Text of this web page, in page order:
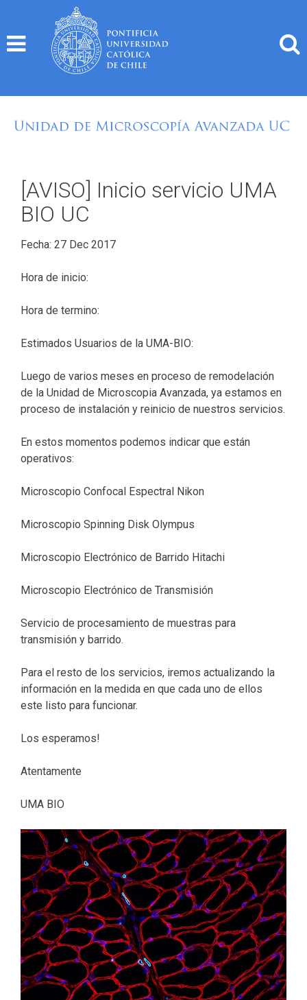
content
[AVISO] Inicio servicio UMA
BIO UC
Fecha: 27 Dec 2017
Hora de inicio:
Hora de termino:
Estimados Usuarios de la UMA-BIO:
Luego de varios meses en proceso de remodelación
de la Unidad de Microscopia Avanzada, ya estamos en
proceso de instalación y reinicio de nuestros servicios.
En estos momentos podemos indicar que están
operativos:
Microscopio Confocal Espectral Nikon
Microscopio Spinning Disk Olympus
Microscopio Electrónico de Barrido Hitachi
Microscopio Electrónico de Transmisión
Servicio de procesamiento de muestras para
transmisión y barrido.
Para el resto de los servicios, iremos actualizando la
información en la medida en que cada uno de ellos
este listo para funcionar.
Los esperamos!
Atentamente
UMA BIO